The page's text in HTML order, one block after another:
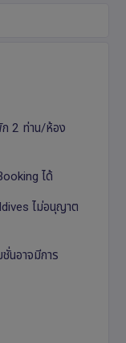
ก 2 ท่าน/ห้อง
ได้
ไม่อนุญาต
ชั่นอาจมีการ